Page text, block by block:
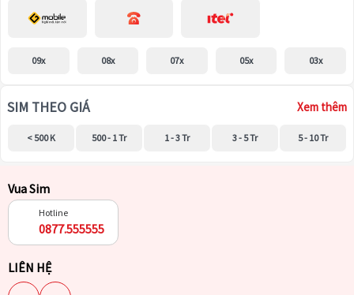
09x 08x 07x 05x 03x
SIM THEO GIÁ Xem thêm
< 500 K 500 - 1 Tr 1 - 3 Tr 3 - 5 Tr 5 - 10 Tr
Vua Sim
Hotline
0877.555555
LIÊN HỆ